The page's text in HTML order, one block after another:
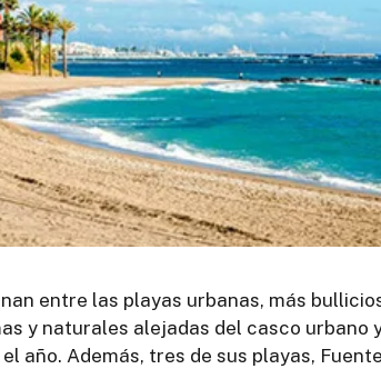
entre las playas urbanas, más
y naturales alejadas del casco urbano
año. Además, tres de sus playas,